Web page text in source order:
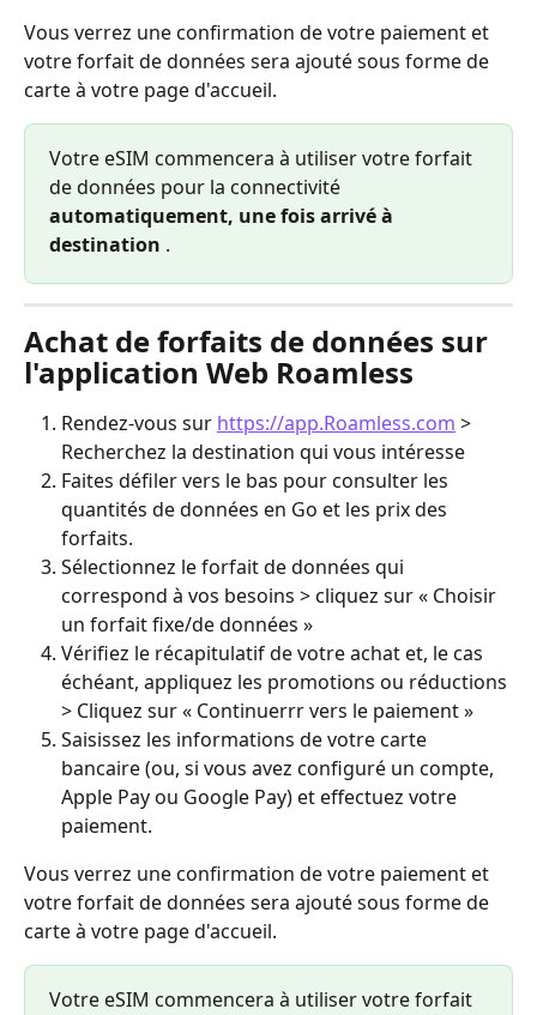
Vous verrez une confirmation de votre paiement et
votre forfait de données sera ajouté sous forme de
carte à votre page d'accueil.
Votre eSIM commencera à utiliser votre forfait
de données pour la connectivité
automatiquement, une fois arrivé à
destination .
Achat de forfaits de données sur
l'application Web Roamless
Rendez-vous sur https://app.Roamless.com >
Recherchez la destination qui vous intéresse
Faites défiler vers le bas pour consulter les
quantités de données en Go et les prix des
forfaits.
Sélectionnez le forfait de données qui
correspond à vos besoins > cliquez sur « Choisir
un forfait fixe/de données »
Vérifiez le récapitulatif de votre achat et, le cas
échéant, appliquez les promotions ou réductions
> Cliquez sur « Continuerrr vers le paiement »
Saisissez les informations de votre carte
bancaire (ou, si vous avez configuré un compte,
Apple Pay ou Google Pay) et effectuez votre
paiement.
Vous verrez une confirmation de votre paiement et
votre forfait de données sera ajouté sous forme de
carte à votre page d'accueil.
Votre eSIM commencera à utiliser votre forfait